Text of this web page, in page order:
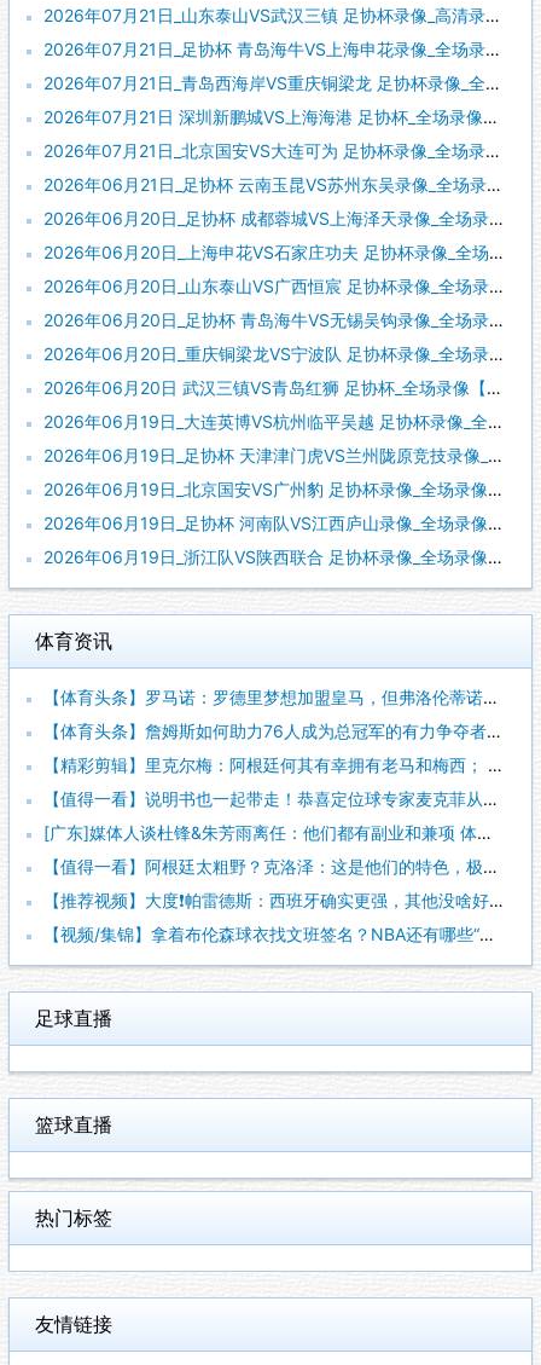
2026年07月21日_山东泰山VS武汉三镇 足协杯录像_高清录像【全场回放】
2026年07月21日_足协杯 青岛海牛VS上海申花录像_全场录像【全场回放】
2026年07月21日_青岛西海岸VS重庆铜梁龙 足协杯录像_全场录像【全场回放】
2026年07月21日 深圳新鹏城VS上海海港 足协杯_全场录像【全场回放】
2026年07月21日_北京国安VS大连可为 足协杯录像_全场录像【全场回放】
2026年06月21日_足协杯 云南玉昆VS苏州东吴录像_全场录像【高清回放】
2026年06月20日_足协杯 成都蓉城VS上海泽天录像_全场录像【高清回放】
2026年06月20日_上海申花VS石家庄功夫 足协杯录像_全场录像【高清回放】
2026年06月20日_山东泰山VS广西恒宸 足协杯录像_全场录像【高清回放】
2026年06月20日_足协杯 青岛海牛VS无锡吴钩录像_全场录像【全场回放】
2026年06月20日_重庆铜梁龙VS宁波队 足协杯录像_全场录像【高清回放】
2026年06月20日 武汉三镇VS青岛红狮 足协杯_全场录像【全场回放】
2026年06月19日_大连英博VS杭州临平吴越 足协杯录像_全场录像【全场回放】
2026年06月19日_足协杯 天津津门虎VS兰州陇原竞技录像_全场录像【视频集锦】
2026年06月19日_北京国安VS广州豹 足协杯录像_全场录像【高清回放】
2026年06月19日_足协杯 河南队VS江西庐山录像_全场录像【高清回放】
2026年06月19日_浙江队VS陕西联合 足协杯录像_全场录像【全场回放】
体育资讯
【体育头条】罗马诺：罗德里梦想加盟皇马，但弗洛伦蒂诺尚未批准
【体育头条】詹姆斯如何助力76人成为总冠军的有力争夺者？组织
【精彩剪辑】里克尔梅：阿根廷何其有幸拥有老马和梅西； 体力充
【值得一看】说明书也一起带走！恭喜定位球专家麦克菲从维拉转投
[广东]媒体人谈杜锋&朱芳雨离任：他们都有副业和兼项 体育唯
【值得一看】阿根廷太粗野？克洛泽：这是他们的特色，极其强调对
【推荐视频】大度❗️帕雷德斯：西班牙确实更强，其他没啥好辟谣
【视频/集锦】拿着布伦森球衣找文班签名？NBA还有哪些“贴脸
足球直播
篮球直播
热门标签
友情链接